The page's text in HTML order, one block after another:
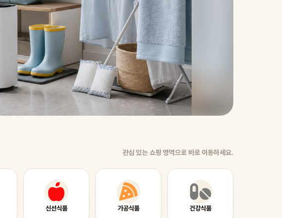
관심 있는 쇼핑 영역으로 바로 이동하세요.
신선식품 가공식품 건강식품